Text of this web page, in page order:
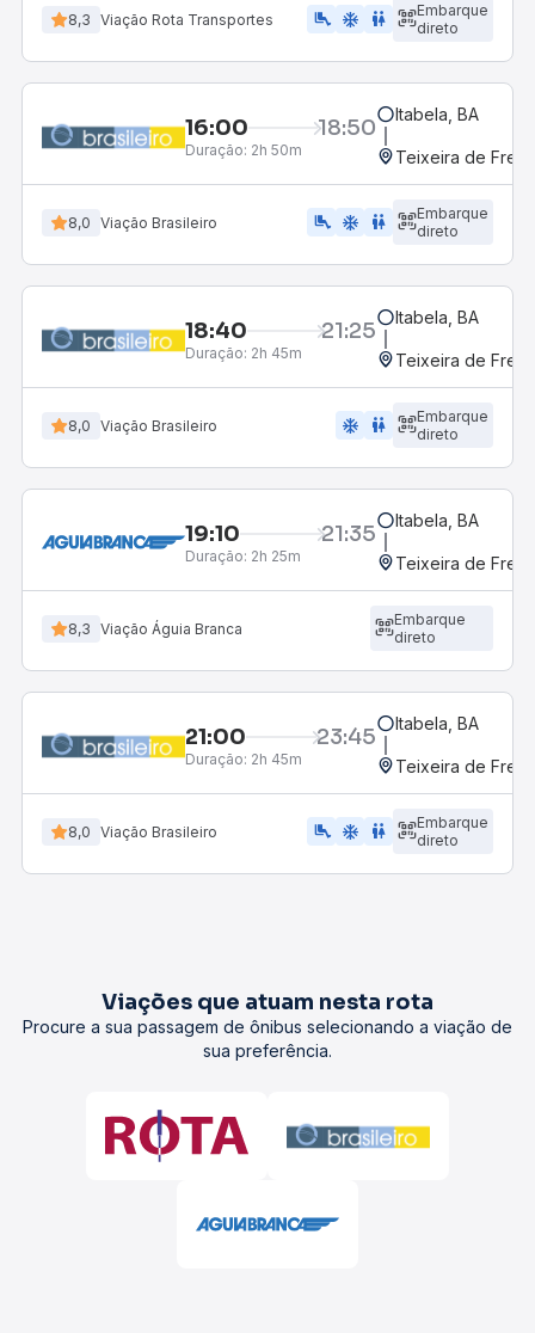
8,3 Viação Rota Transportes airline_seat_legroom_extra ac_unit WC
Embarque
direto
16:00 18:50
Duração: 2h 50m
Itabela, BA
Teixeira de
8,0 Viação Brasileiro airline_seat_legroom_extra ac_unit WC
Embarque
direto
18:40 21:25
Duração: 2h 45m
Itabela, BA
Teixeira de
8,0 Viação Brasileiro ac_unit wc
Embarque
direto
19:10 21:35
Duração: 2h 25m
Itabela, BA
Teixeira de
8,3 Viação Águia Branca
Embarque
direto
21:00 23:45
Duração: 2h 45m
Itabela, BA
Teixeira de
8,0 Viação Brasileiro airline_seat_legroom_extra ac_unit WC
Embarque
direto
Viações que atuam nesta rota
Procure a sua passagem de ônibus selecionando a viação de
sua preferência.